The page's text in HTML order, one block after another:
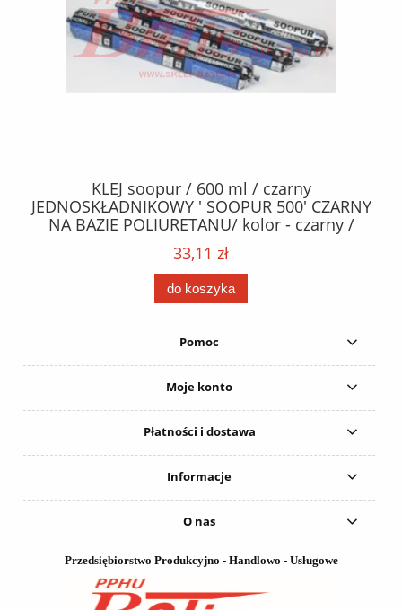
KLEJ soopur / 600 ml / czarny
JEDNOSKŁADNIKOWY ' SOOPUR 500' CZARNY
NA BAZIE POLIURETANU/ kolor - czarny /
karton 20 szt. / pistolet do kleju 307730 /
33,11 zł
do koszyka
Pomoc
Moje konto
Płatności i dostawa
Informacje
O nas
Przedsiębiorstwo Produkcyjno - Handlowo - Usługowe